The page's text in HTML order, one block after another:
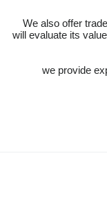
We also offer
will evaluate its
– we provide